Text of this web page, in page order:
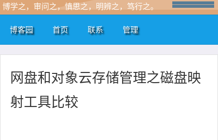
博学之，审问之，慎思之，明辨之，笃行之。
博客园 首页 联系 管理
网盘和对象云存储管理之磁盘映
射工具比较